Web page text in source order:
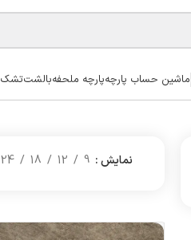
ماشین حساب پارچهپارچه ملحفهبالشتتشک
نمایش 9
12
18
24